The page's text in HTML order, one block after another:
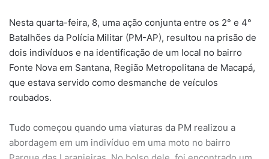
Nesta quarta-feira, 8, uma ação conjunta entre os 2° e 4°
Batalhões da Polícia Militar (PM-AP), resultou na prisão de
dois indivíduos e na identificação de um local no bairro
Fonte Nova em Santana, Região Metropolitana de Macapá,
que estava servido como desmanche de veículos
roubados.
Tudo começou quando uma viaturas da PM realizou a
abordagem em um indivíduo em uma moto no bairro